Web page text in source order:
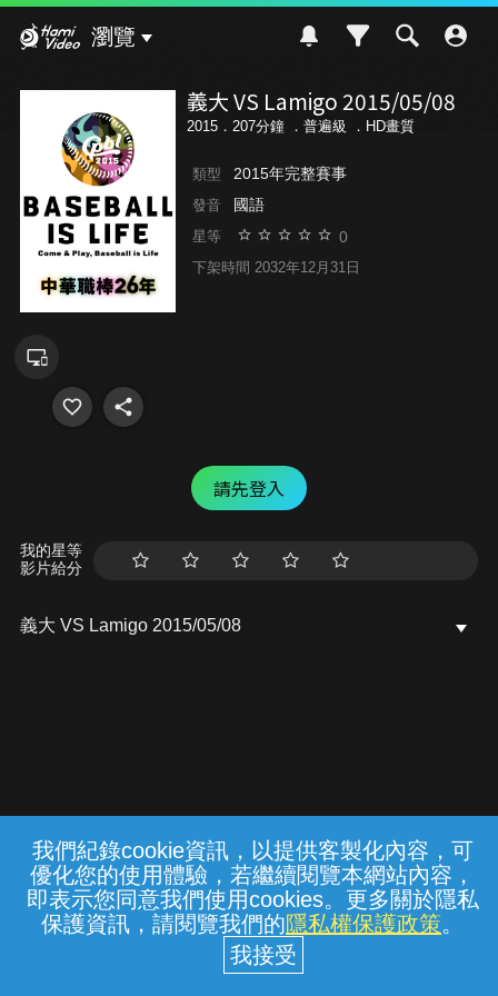
我們紀錄cookie資訊，以提供客製化內容，可
優化您的使用體驗，若繼續閱覽本網站內容，
即表示您同意我們使用cookies。更多關於隱私
保護資訊，請閱覽我們的隱私權保護政策。
瀏覽
義大 VS Lamigo 2015/05/08
2015．207分鐘 ． 普遍級 ．HD畫質
類型 2015年完整賽事
發音 國語
星等 0
下架時間 2032年12月31日
請先登入
我的星等
影片給分
義大 VS Lamigo 2015/05/08
常見問題 線上客服 服務條款 隱私權保護
中華電信股份有限公司個人家庭分公司
(統一編號：96979949) © 2026
{{notifyMsg}}